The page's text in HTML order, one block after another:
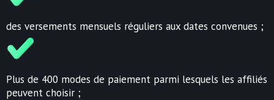
des versements mensuels réguliers aux dates convenues ;
Plus de 400 modes de paiement parmi lesquels les affiliés
peuvent choisir ;